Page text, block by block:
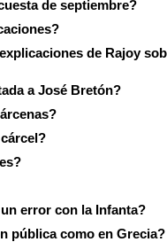
de septiembre?
de Rajoy
a José Bretón?
error con la Infanta?
pública como en Grecia?